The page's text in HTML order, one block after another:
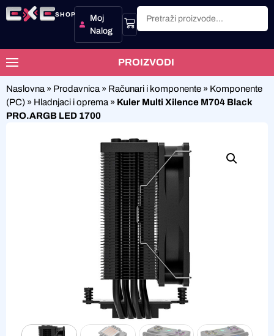
SHOP
Moj
Nalog
PROIZVODI
Naslovna » Prodavnica » Računari i komponente » Komponente
(PC) » Hladnjaci i oprema » Kuler Multi Xilence M704 Black
PRO.ARGB LED 1700